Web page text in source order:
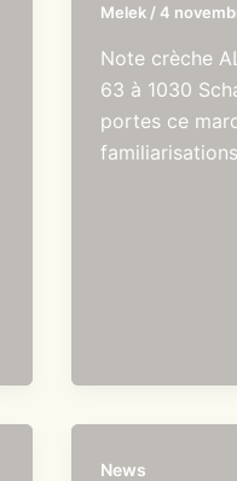
Melek /4
Note crèche
63 à 1030
portes ce
News